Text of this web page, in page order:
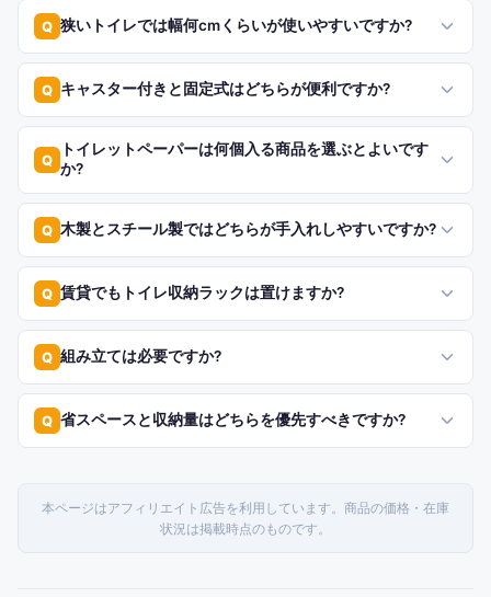
Q 狭いトイレでは幅何cmくらいが使いやすいですか?
Q キャスター付きと固定式はどちらが便利ですか?
Q
トイレットペーパーは何個入る商品を選ぶとよいです
か?
Q 木製とスチール製ではどちらが手入れしやすいですか?
Q 賃貸でもトイレ収納ラックは置けますか?
Q 組み立ては必要ですか?
Q 省スペースと収納量はどちらを優先すべきですか?
本ページはアフィリエイト広告を利用しています。商品の価格・在庫
状況は掲載時点のものです。